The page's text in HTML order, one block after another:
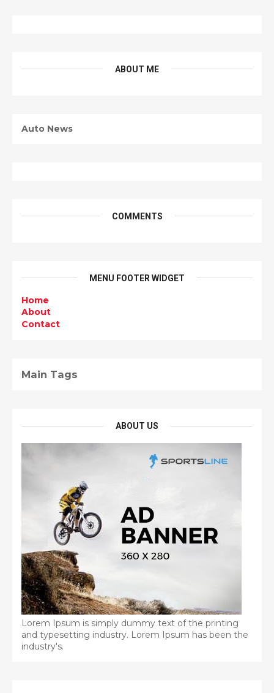
ABOUT ME
Auto News
COMMENTS
MENU FOOTER WIDGET
Home
About
Contact
Main Tags
ABOUT US
Lorem Ipsum is simply dummy text of the printing
and typesetting industry. Lorem Ipsum has been the
industry's.